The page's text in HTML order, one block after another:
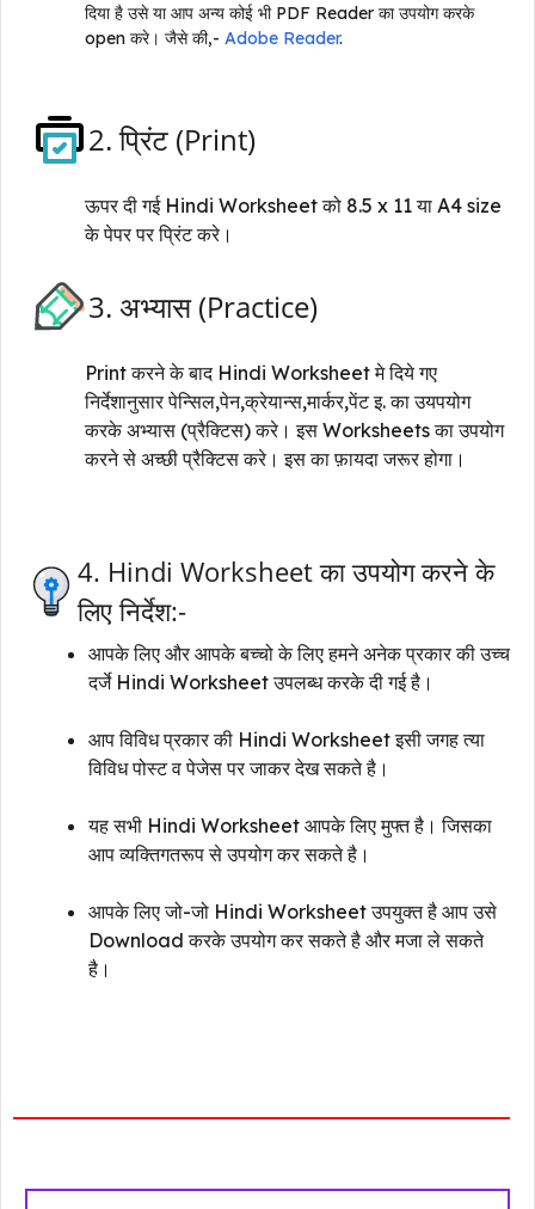
दिया है उसे या आप अन्य कोई भी PDF Reader का उपयोग करके
open करे। जैसे की,- Adobe Reader.
2. प्रिंट (Print)
ऊपर दी गई Hindi Worksheet को 8.5 x 11 या A4 size
के पेपर पर प्रिंट करे।
3. अभ्यास (Practice)
Print करने के बाद Hindi Worksheet मे दिये गए
निर्देशानुसार पेन्सिल,पेन,क्रेयान्स,मार्कर,पेंट इ. का उयपयोग
करके अभ्यास (प्रैक्टिस) करे। इस Worksheets का उपयोग
करने से अच्छी प्रैक्टिस करे। इस का फ़ायदा जरूर होगा।
4. Hindi Worksheet का उपयोग करने के
लिए निर्देश:-
आपके लिए और आपके बच्चो के लिए हमने अनेक प्रकार की उच्च
दर्जे Hindi Worksheet उपलब्ध करके दी गई है।
आप विविध प्रकार की Hindi Worksheet इसी जगह त्या
विविध पोस्ट व पेजेस पर जाकर देख सकते है।
यह सभी Hindi Worksheet आपके लिए मुफ्त है। जिसका
आप व्यक्तिगतरूप से उपयोग कर सकते है।
आपके लिए जो-जो Hindi Worksheet उपयुक्त है आप उसे
Download करके उपयोग कर सकते है और मजा ले सकते
है।